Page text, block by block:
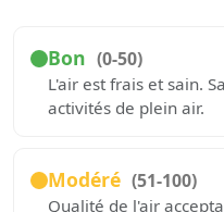
Bon (0-50)
L'air est frais et sain.
activités de plein air.
Modéré (51-100)
Qualité de l'air